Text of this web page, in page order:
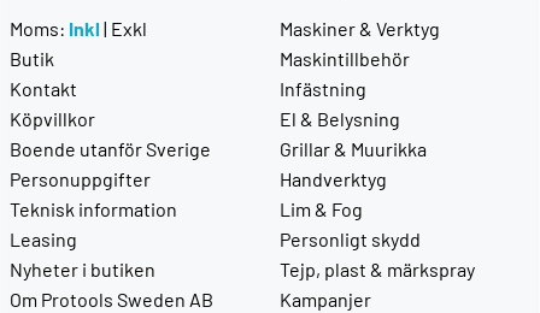
Moms: Inkl | Exkl
Butik
Kontakt
Köpvillkor
Boende utanför Sverige
Personuppgifter
Teknisk information
Leasing
Nyheter i butiken
Om Protools Sweden AB
Maskiner & Verktyg
Maskintillbehör
Infästning
El & Belysning
Grillar & Muurikka
Handverktyg
Lim & Fog
Personligt skydd
Tejp, plast & märkspray
Kampanjer